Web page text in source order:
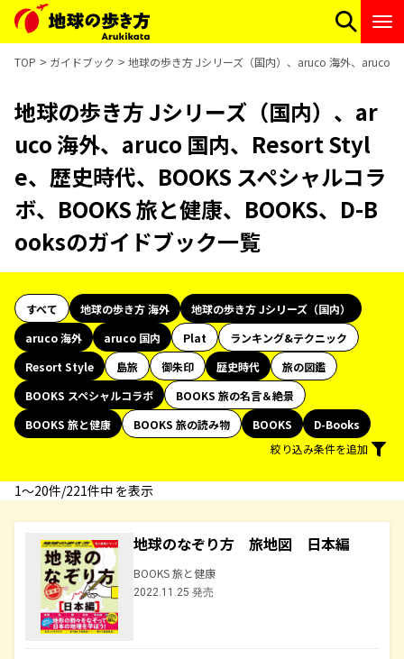
TOP ガイドブック 地球の歩き方 Jシリーズ（国内）、aruco 海外、aruco
地球の歩き方 Jシリーズ（国内）、ar
uco 海外、aruco 国内、Resort Styl
e、歴史時代、BOOKS スペシャルコラ
ボ、BOOKS 旅と健康、BOOKS、D-B
ooksのガイドブック一覧
すべて 地球の歩き方 海外
地球の歩き方 Jシリーズ（国内）
aruco 海外
aruco 国内 Plat
ランキング&テクニック
Resort Style
島旅 御朱印 歴史時代
旅の図鑑
BOOKS スペシャルコラボ
BOOKS 旅の名言＆絶景
BOOKS 旅と健康
BOOKS 旅の読み物 BOOKS
D-Books
絞り込み条件を追加
1〜20件/221件中 を表示
地球のなぞり方 旅地図 日本編
BOOKS 旅と健康
2022.11.25 発売